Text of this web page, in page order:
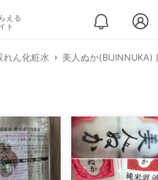
える
ト
れん化粧水 美人ぬか(BIJINNUKA)